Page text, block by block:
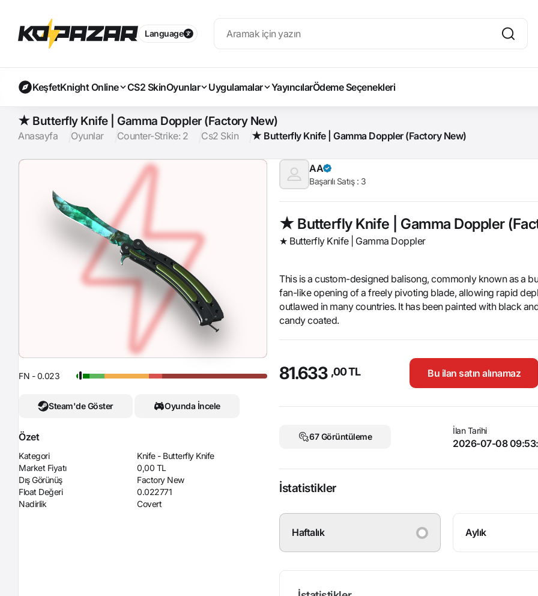
Language
KeşfetKnight Online CS2 SkinOyunlar Uygulamalar YayıncılarÖdeme Seçenekleri
★ Butterfly Knife | Gamma Doppler (Factory New)
Anasayfa Oyunlar Counter-Strike: 2 Cs2 Skin ★ Butterfly Knife | Gamma Doppler (Factory New)
FN - 0.023
Steam'de Göster Oyunda İncele
Özet
Kategori
Knife - Butterfly Knife
Market Fiyatı
0,00 TL
Dış Görünüş
Factory New
Float Değeri
0.022771
Nadirlik
Covert
AA
Başarılı Satış : 3
★ Butterfly Knife | Gamma Doppler
★ Butterfly Knife | Gamma Doppler
This is a custom-designed balisong, commonly known as a
fan-like opening of a freely pivoting blade, allowing rapid
outlawed in many countries. It has been painted with black
candy coated.
81.633 ,00 TL Bu ilan satın alınamaz
67 Görüntüleme
İlan Tarihi
2026-07-08
İstatistikler
Haftalık Aylık